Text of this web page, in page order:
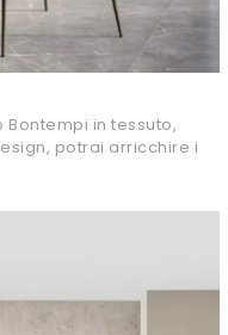
in tessuto,
potrai arricchire i